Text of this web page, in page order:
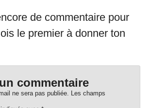
de commentaire pour
le premier à donner ton
commentaire
ne sera pas publiée. Les champs